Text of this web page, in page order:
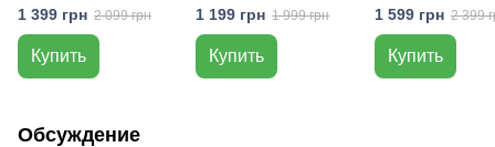
SmartAuto 4800 (TWK-
1 399 грн 2 099 грн
Купить
Hurricane 4500 (SW-
1 199 грн 1 999 грн
Купить
Autonomix с
аĸĸумулятором
6000)
1 599 грн 2 399
Купить
Обсуждение